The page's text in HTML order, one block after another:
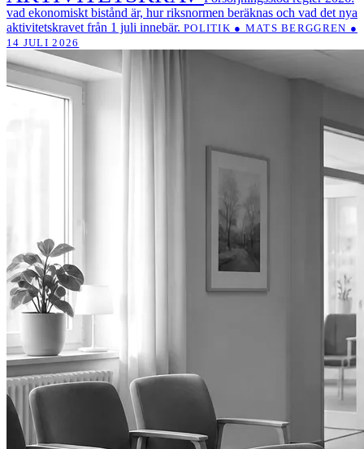
vad ekonomiskt bistånd är, hur riksnormen beräknas och vad det nya
aktivitetskravet från 1 juli innebär. POLITIK ● MATS BERGGREN ●
14 JULI 2026